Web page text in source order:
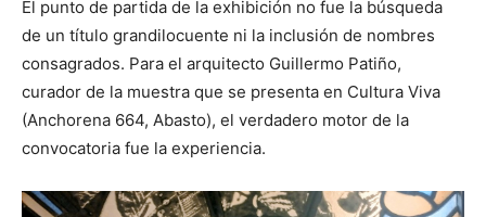
El punto de partida de la exhibición no fue la búsqueda
de un título grandilocuente ni la inclusión de nombres
consagrados. Para el arquitecto Guillermo Patiño,
curador de la muestra que se presenta en Cultura Viva
(Anchorena 664, Abasto), el verdadero motor de la
convocatoria fue la experiencia.